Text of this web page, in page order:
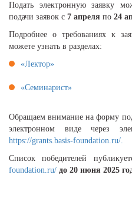
Подать электронную заявку
подачи заявок с 7 апреля по 24
Подробнее о требованиях к
можете узнать в разделах:
«Лектор»
«Семинарист»
Обращаем внимание на форму
электронном виде через
https://grants.basis-foundation.ru/.
Список победителей
foundation.ru/ до 20 июня 2025